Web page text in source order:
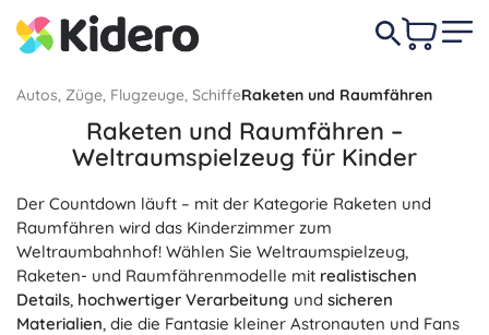
Autos, Züge, Flugzeuge, SchiffeRaketen und Raumfähren
Raketen und Raumfähren –
Weltraumspielzeug für Kinder
Der Countdown läuft – mit der Kategorie Raketen und
Raumfähren wird das Kinderzimmer zum
Weltraumbahnhof! Wählen Sie Weltraumspielzeug,
Raketen- und Raumfährenmodelle mit realistischen
Details, hochwertiger Verarbeitung und sicheren
Materialien, die die Fantasie kleiner Astronauten und Fans